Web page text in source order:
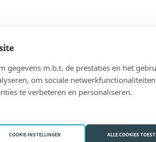
gegevens m.b.t. de prestaties en het
om sociale
te verbeteren en personaliseren.
COOKIE-INSTELLINGEN ALLE COOKIES